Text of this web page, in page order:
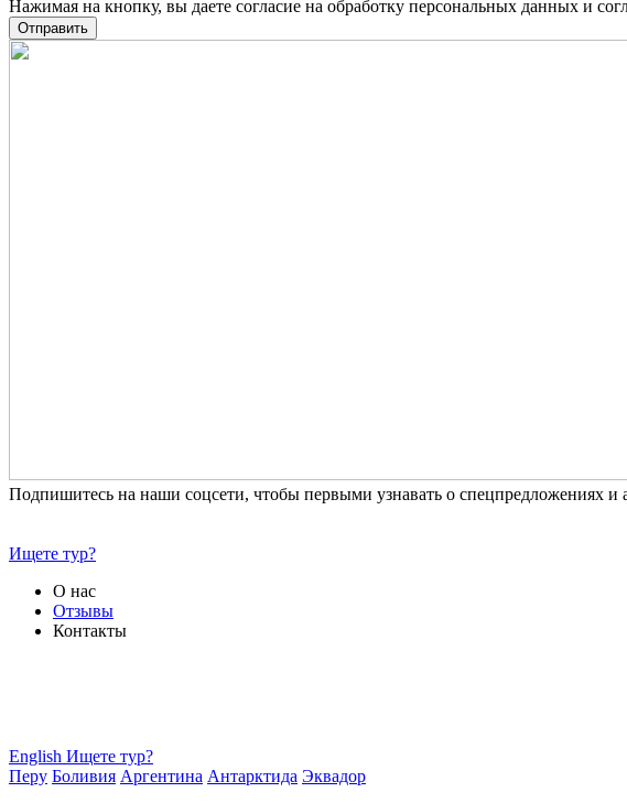
Нажимая на кнопку, вы даете согласие на обработку персональных данных и
Подпишитесь на наши соцсети, чтобы первыми узнавать о спецпредложениях
Ищете тур?
О нас
Отзывы
Контакты
English Ищете тур?
Перу Боливия Аргентина Антарктида Эквадор